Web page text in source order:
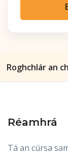
Roghchlár an
Réamhrá
Tá an cúrsa